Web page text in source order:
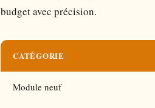
budget avec précision.
CATÉGORIE
Module neuf